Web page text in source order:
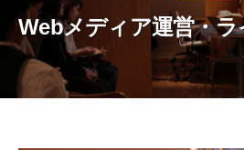
Webメディア運営・